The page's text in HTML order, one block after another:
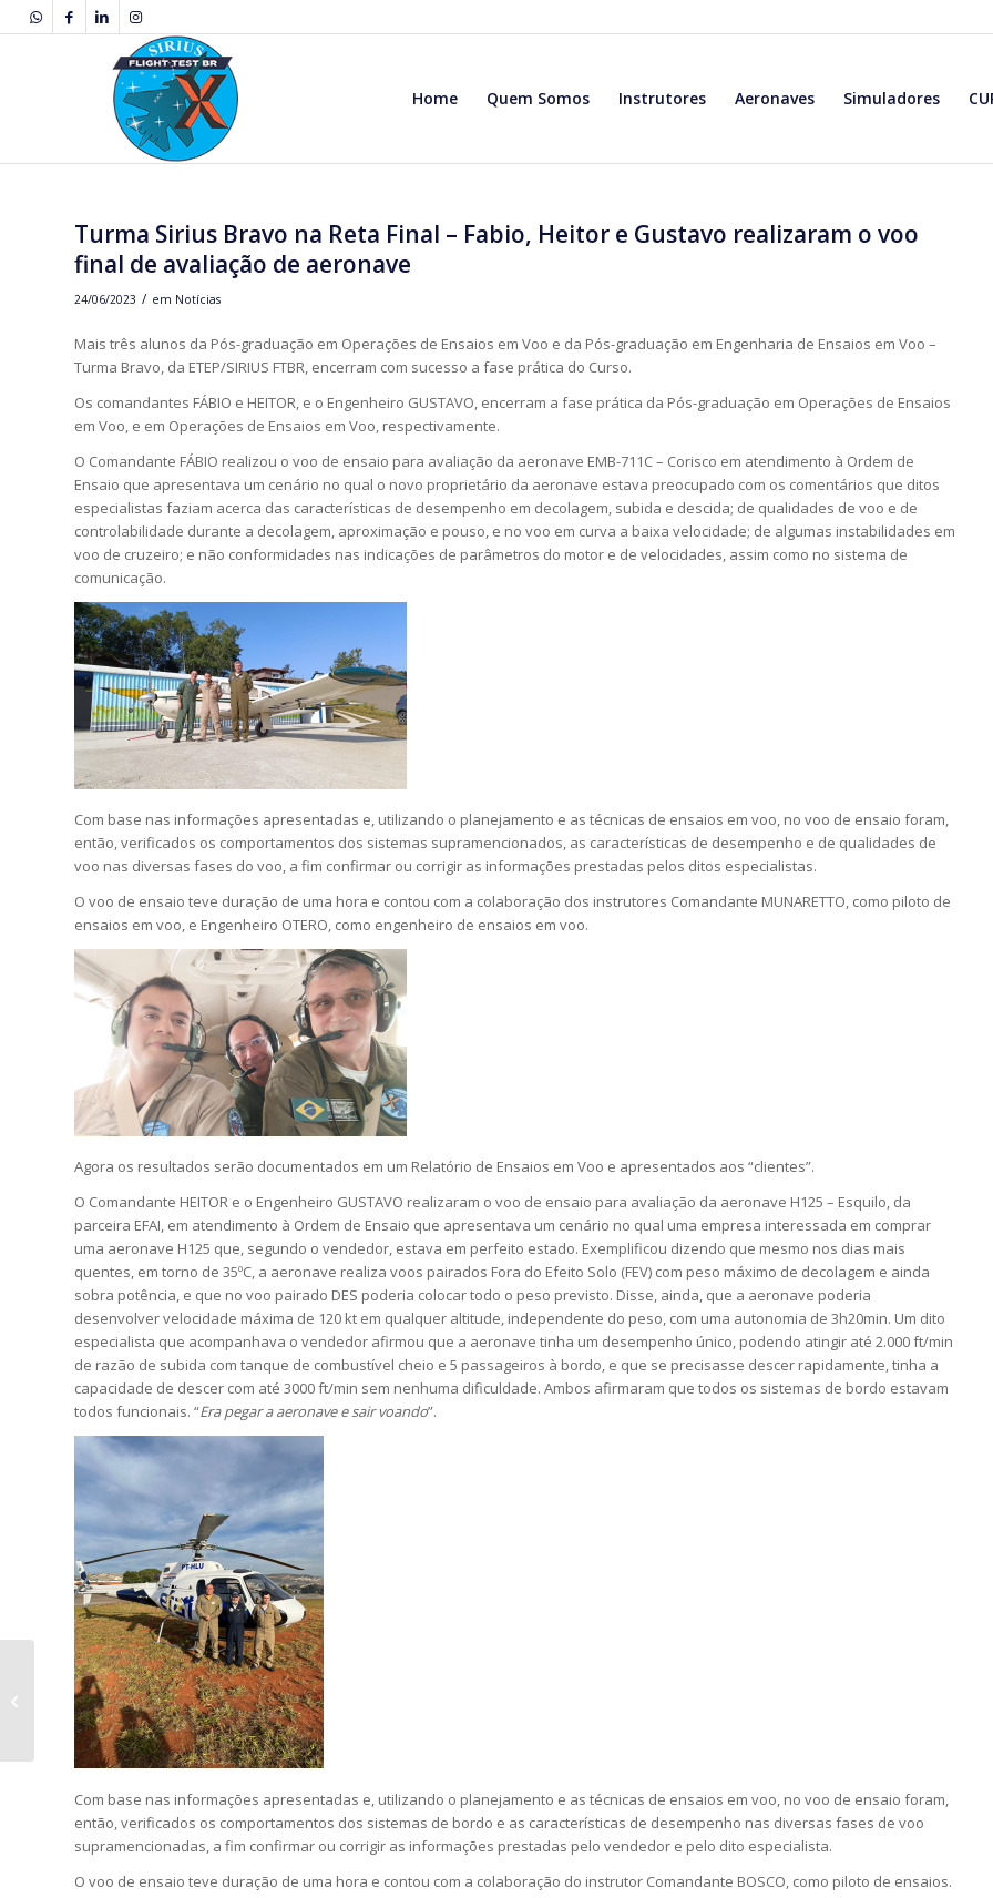
Home Quem Somos Instrutores Aeronaves Simuladores
Turma Sirius Bravo na Reta Final – Fabio, Heitor e Gustavo realizaram o voo
final de avaliação de aeronave
24/06/2023 / em Notícias
Mais três alunos da Pós-graduação em Operações de Ensaios em Voo e da Pós-graduação em Engenharia de Ensaios em Voo –
Turma Bravo, da ETEP/SIRIUS FTBR, encerram com sucesso a fase prática do Curso.
Os comandantes FÁBIO e HEITOR, e o Engenheiro GUSTAVO, encerram a fase prática da Pós-graduação em Operações de Ensaios
em Voo, e em Operações de Ensaios em Voo, respectivamente.
O Comandante FÁBIO realizou o voo de ensaio para avaliação da aeronave EMB-711C – Corisco em atendimento à Ordem de
Ensaio que apresentava um cenário no qual o novo proprietário da aeronave estava preocupado com os comentários que ditos
especialistas faziam acerca das características de desempenho em decolagem, subida e descida; de qualidades de voo e de
controlabilidade durante a decolagem, aproximação e pouso, e no voo em curva a baixa velocidade; de algumas instabilidades em
voo de cruzeiro; e não conformidades nas indicações de parâmetros do motor e de velocidades, assim como no sistema de
comunicação.
Com base nas informações apresentadas e, utilizando o planejamento e as técnicas de ensaios em voo, no voo de ensaio foram,
então, verificados os comportamentos dos sistemas supramencionados, as características de desempenho e de qualidades de
voo nas diversas fases do voo, a fim confirmar ou corrigir as informações prestadas pelos ditos especialistas.
O voo de ensaio teve duração de uma hora e contou com a colaboração dos instrutores Comandante MUNARETTO, como piloto de
ensaios em voo, e Engenheiro OTERO, como engenheiro de ensaios em voo.
Agora os resultados serão documentados em um Relatório de Ensaios em Voo e apresentados aos “clientes”.
O Comandante HEITOR e o Engenheiro GUSTAVO realizaram o voo de ensaio para avaliação da aeronave H125 – Esquilo, da
parceira EFAI, em atendimento à Ordem de Ensaio que apresentava um cenário no qual uma empresa interessada em comprar
uma aeronave H125 que, segundo o vendedor, estava em perfeito estado. Exemplificou dizendo que mesmo nos dias mais
quentes, em torno de 35ºC, a aeronave realiza voos pairados Fora do Efeito Solo (FEV) com peso máximo de decolagem e ainda
sobra potência, e que no voo pairado DES poderia colocar todo o peso previsto. Disse, ainda, que a aeronave poderia
desenvolver velocidade máxima de 120 kt em qualquer altitude, independente do peso, com uma autonomia de 3h20min. Um dito
especialista que acompanhava o vendedor afirmou que a aeronave tinha um desempenho único, podendo atingir até 2.000 ft/min
de razão de subida com tanque de combustível cheio e 5 passageiros à bordo, e que se precisasse descer rapidamente, tinha a
capacidade de descer com até 3000 ft/min sem nenhuma dificuldade. Ambos afirmaram que todos os sistemas de bordo estavam
todos funcionais. “Era pegar a aeronave e sair voando”.
Com base nas informações apresentadas e, utilizando o planejamento e as técnicas de ensaios em voo, no voo de ensaio foram,
então, verificados os comportamentos dos sistemas de bordo e as características de desempenho nas diversas fases de voo
supramencionadas, a fim confirmar ou corrigir as informações prestadas pelo vendedor e pelo dito especialista.
O voo de ensaio teve duração de uma hora e contou com a colaboração do instrutor Comandante BOSCO, como piloto de ensaios.
SIRIUS investe em Tecnologia